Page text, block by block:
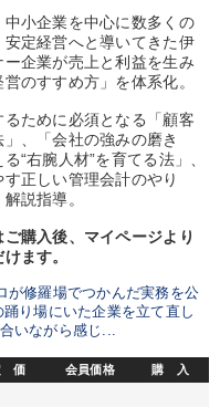
小企業を中心に数多くの
定経営へと導いてきた伊
企業が売上と利益を生み
のすすめ方」を体系化。
ために必須となる「顧客
、「会社の強みの磨き
“右腕人材”を育てる法」、
す正しい管理会計のやり
説指導。
購入後、マイページより
ます。
が修羅場でつかんだ実務を公
り場にいた企業を立て直し
いながら感じ...
価 会員価格 購 入